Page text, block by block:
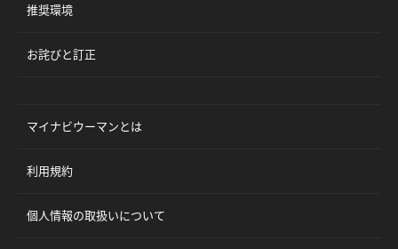
推奨環境
お詫びと訂正
マイナビウーマンとは
利用規約
個人情報の取扱いについて